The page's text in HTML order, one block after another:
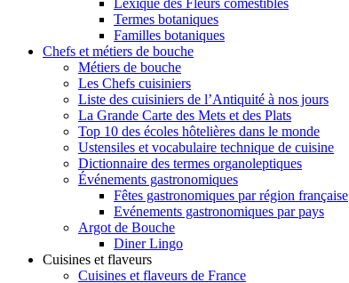
Lexique des Fleurs comestibles
Termes botaniques
Familles botaniques
Chefs et métiers de bouche
Métiers de bouche
Les Chefs cuisiniers
Liste des cuisiniers de l’Antiquité à nos jours
La Grande Carte des Mets et des Plats
Top 10 des écoles hôtelières dans le monde
Ustensiles et vocabulaire technique de cuisine
Dictionnaire des termes organoleptiques
Événements gastronomiques
Fêtes gastronomiques par région française
Evénements gastronomiques par pays
Argot de Bouche
Diner Lingo
Cuisines et flaveurs
Cuisines et flaveurs de France